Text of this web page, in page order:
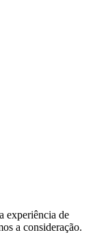
experiência de
a consideração.